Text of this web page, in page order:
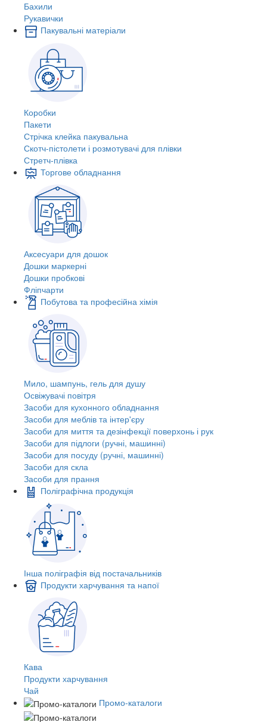
Бахили
Рукавички
Пакувальні матеріали
Коробки
Пакети
Стрічка клейка пакувальна
Скотч-пістолети і розмотувачі для плівки
Стретч-плівка
Торгове обладнання
Аксесуари для дошок
Дошки маркерні
Дошки пробкові
Фліпчарти
Побутова та професійна хімія
Мило, шампунь, гель для душу
Освіжувачі повітря
Засоби для кухонного обладнання
Засоби для меблів та інтер'єру
Засоби для миття та дезінфекції поверхонь і рук
Засоби для підлоги (ручні, машинні)
Засоби для посуду (ручні, машинні)
Засоби для скла
Засоби для прання
Поліграфічна продукція
Інша поліграфія від постачальників
Продукти харчування та напої
Кава
Продукти харчування
Чай
Промо-каталоги